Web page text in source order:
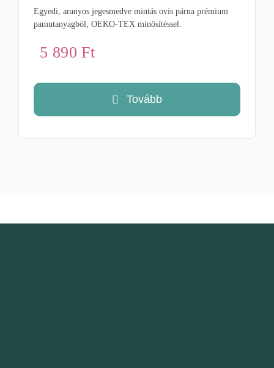
Egyedi, aranyos jegesmedve mintás ovis párna prémium
pamutanyagból, OEKO-TEX minősítéssel.
5 890Ft
Tovább